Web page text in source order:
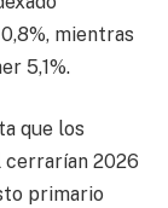
mientras
5,1%.
que los
cerrarían 2026
primario